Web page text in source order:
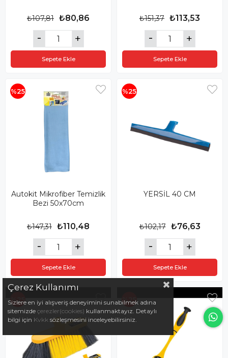
₺80,86
₺107,81
Sepete Ekle
₺113,53
₺151,37
Sepete Ekle
Autokit Mikrofiber Temizlik
Bezi 50x70cm
₺110,48
₺147,31
Sepete Ekle
%25
YERSİL 40 CM
₺76,63
₺102,17
Sepete Ekle
%25
%25 %25
Çerez Kullanımı
Sizlere en iyi alışveriş deneyimini sunabilmek adına
sitemizde çerezler(cookies) kullanmaktayız. Detaylı
bilgi için Kvkk sözleşmesini inceleyebilirsiniz.